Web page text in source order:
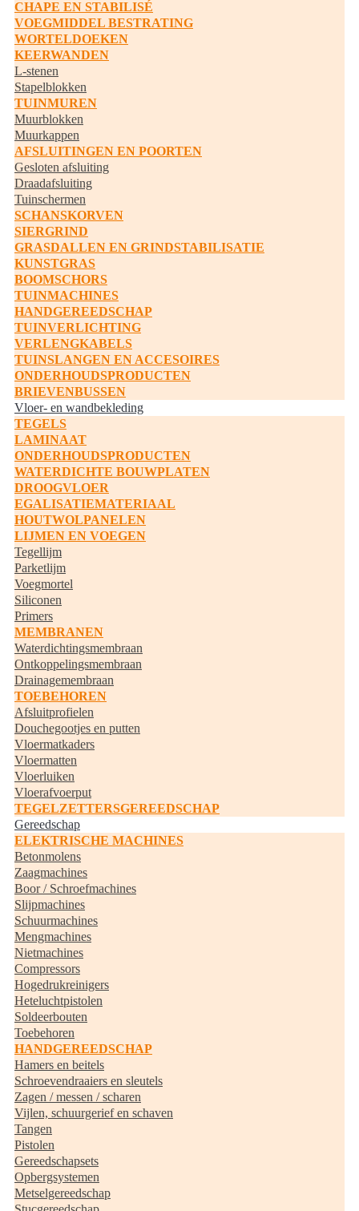
CHAPE EN STABILISÉ
VOEGMIDDEL BESTRATING
WORTELDOEKEN
KEERWANDEN
L-stenen
Stapelblokken
TUINMUREN
Muurblokken
Muurkappen
AFSLUITINGEN EN POORTEN
Gesloten afsluiting
Draadafsluiting
Tuinschermen
SCHANSKORVEN
SIERGRIND
GRASDALLEN EN GRINDSTABILISATIE
KUNSTGRAS
BOOMSCHORS
TUINMACHINES
HANDGEREEDSCHAP
TUINVERLICHTING
VERLENGKABELS
TUINSLANGEN EN ACCESOIRES
ONDERHOUDSPRODUCTEN
BRIEVENBUSSEN
Vloer- en wandbekleding
TEGELS
LAMINAAT
ONDERHOUDSPRODUCTEN
WATERDICHTE BOUWPLATEN
DROOGVLOER
EGALISATIEMATERIAAL
HOUTWOLPANELEN
LIJMEN EN VOEGEN
Tegellijm
Parketlijm
Voegmortel
Siliconen
Primers
MEMBRANEN
Waterdichtingsmembraan
Ontkoppelingsmembraan
Drainagemembraan
TOEBEHOREN
Afsluitprofielen
Douchegootjes en putten
Vloermatkaders
Vloermatten
Vloerluiken
Vloerafvoerput
TEGELZETTERSGEREEDSCHAP
Gereedschap
ELEKTRISCHE MACHINES
Betonmolens
Zaagmachines
Boor / Schroefmachines
Slijpmachines
Schuurmachines
Mengmachines
Nietmachines
Compressors
Hogedrukreinigers
Heteluchtpistolen
Soldeerbouten
Toebehoren
HANDGEREEDSCHAP
Hamers en beitels
Schroevendraaiers en sleutels
Zagen / messen / scharen
Vijlen, schuurgerief en schaven
Tangen
Pistolen
Gereedschapsets
Opbergsystemen
Metselgereedschap